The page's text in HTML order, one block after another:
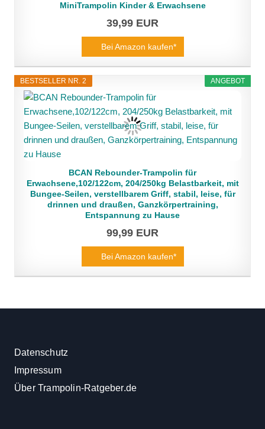
MiniTrampolin Kinder & Erwachsene
39,99 EUR
Bei Amazon kaufen*
ANGEBOT
BESTSELLER NR. 2
BCAN Rebounder-Trampolin für
Erwachsene,102/122cm, 204/250kg Belastbarkeit, mit
Bungee-Seilen, verstellbarem Griff, stabil, leise, für
drinnen und draußen, Ganzkörpertraining,
Entspannung zu Hause
99,99 EUR
Bei Amazon kaufen*
Datenschutz
Impressum
Über Trampolin-Ratgeber.de